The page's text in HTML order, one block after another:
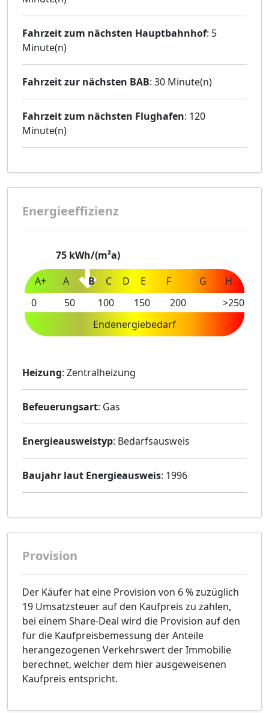
Fahrzeit zum nächsten Hauptbahnhof: 5
Minute(n)
Fahrzeit zur nächsten BAB: 30 Minute(n)
Fahrzeit zum nächsten Flughafen: 120
Minute(n)
Energieeffizienz
A+ A B C D E F G H
75 kWh/(m²a)
0 50 100 150 200
>250
Endenergiebedarf
Heizung: Zentralheizung
Befeuerungsart: Gas
Energieausweistyp: Bedarfsausweis
Baujahr laut Energieausweis: 1996
Provision
Der Käufer hat eine Provision von 6 % zuzüglich
19 Umsatzsteuer auf den Kaufpreis zu zahlen,
bei einem Share-Deal wird die Provision auf den
für die Kaufpreisbemessung der Anteile
herangezogenen Verkehrswert der Immobilie
berechnet, welcher dem hier ausgeweisenen
Kaufpreis entspricht.